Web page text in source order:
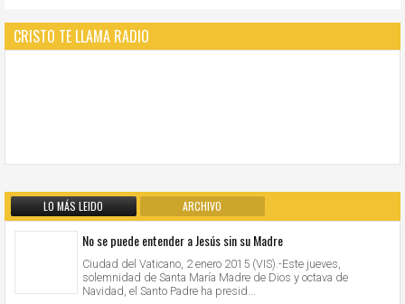
CRISTO TE LLAMA RADIO
LO MÁS LEIDO ARCHIVO
No se puede entender a Jesús sin su Madre
Ciudad del Vaticano, 2 enero 2015 (VIS).-Este jueves,
solemnidad de Santa María Madre de Dios y octava de
Navidad, el Santo Padre ha presid...